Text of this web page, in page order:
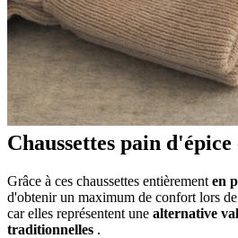
Chaussettes pain
Grâce à ces chaussettes entièrement en
d'obtenir un maximum de confort lors
car elles représentent une alternative
traditionnelles .